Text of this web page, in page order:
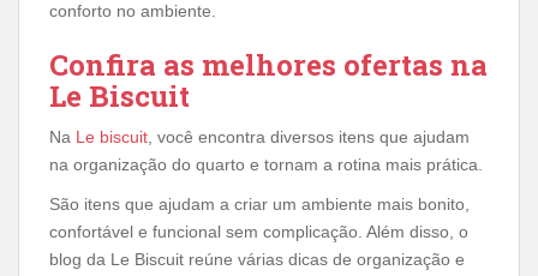
conforto no ambiente.
Confira as melhores ofertas na
Le Biscuit
Na Le biscuit, você encontra diversos itens que ajudam
na organização do quarto e tornam a rotina mais prática.
São itens que ajudam a criar um ambiente mais bonito,
confortável e funcional sem complicação. Além disso, o
blog da Le Biscuit reúne várias dicas de organização e